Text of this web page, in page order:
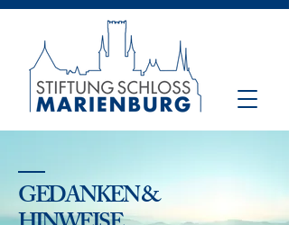
GEDANKEN &